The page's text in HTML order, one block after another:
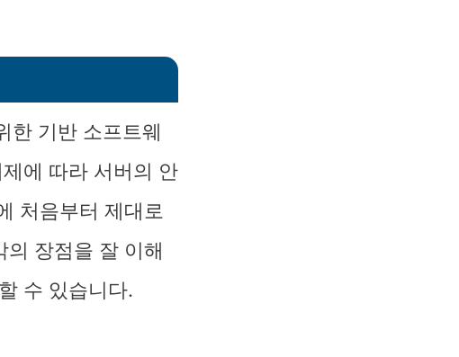
한 기반 소프트웨
에 따라 서버의 안
처음부터 제대로
장점을 잘 이해
수 있습니다.